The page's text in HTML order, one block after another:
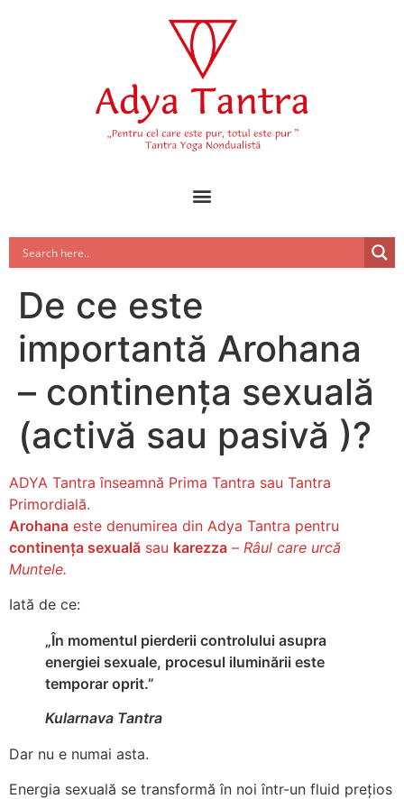
De ce este
importantă Arohana
– continenţa sexuală
(activă sau pasivă )?
ADYA Tantra înseamnă Prima Tantra sau Tantra
Primordială.
Arohana este denumirea din Adya Tantra pentru
continența sexuală sau karezza – Râul care urcă
Muntele.
Iată de ce:
„În momentul pierderii controlului asupra
energiei sexuale, procesul iluminării este
temporar oprit.”
Kularnava Tantra
Dar nu e numai asta.
Energia sexuală se transformă în noi într-un fluid prețios